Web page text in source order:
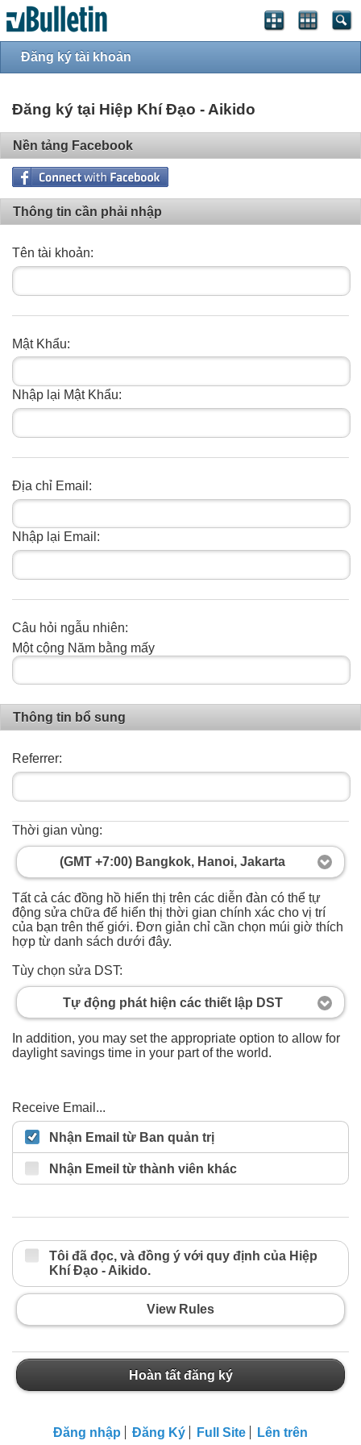
Đăng ký tài khoản
Đăng ký tại Hiệp Khí Đạo - Aikido
Nền tảng Facebook
Thông tin cần phải nhập
Tên tài khoản:
Mật Khẩu:
Nhập lại Mật Khẩu:
Địa chỉ Email:
Nhập lại Email:
Câu hỏi ngẫu nhiên:
Một cộng Năm bằng mấy
Thông tin bổ sung
Referrer:
Thời gian vùng:
(GMT +7:00) Bangkok, Hanoi, Jakarta
Tất cả các đồng hồ hiển thị trên các diễn đàn có thể tự
động sửa chữa để hiển thị thời gian chính xác cho vị trí
của bạn trên thế giới. Đơn giản chỉ cần chọn múi giờ thích
hợp từ danh sách dưới đây.
Tùy chọn sửa DST:
Tự động phát hiện các thiết lập DST
In addition, you may set the appropriate option to allow for
daylight savings time in your part of the world.
Receive Email...
Nhận Email từ Ban quản trị
Nhận Emeil từ thành viên khác
Tôi đã đọc, và đồng ý với quy định của Hiệp
Khí Đạo - Aikido.
View Rules
Hoàn tất đăng ký
Đăng nhập Đăng Ký Full Site Lên trên